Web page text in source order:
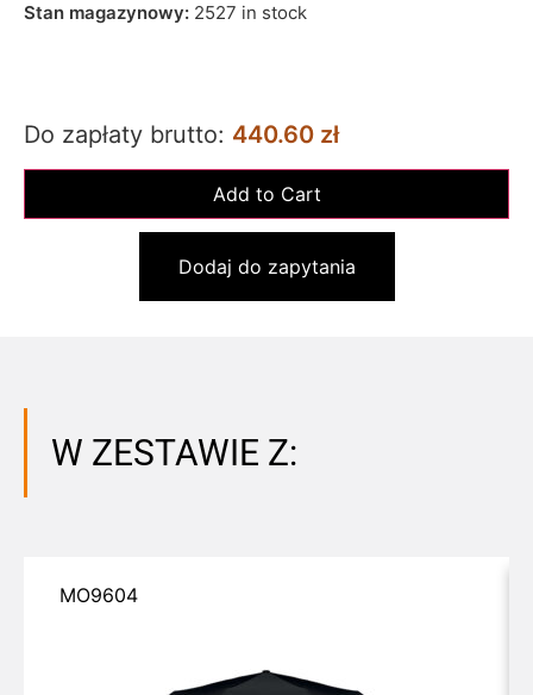
Stan magazynowy: 2527 in stock
Do zapłaty brutto: 440.60 zł
Dodaj do zapytania
W ZESTAWIE Z:
MO9604